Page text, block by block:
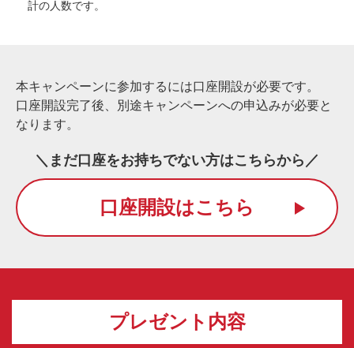
計の人数です。
本キャンペーンに参加するには口座開設が必要です。
口座開設完了後、別途キャンペーンへの申込みが必要と
なります。
＼まだ口座をお持ちでない方はこちらから／
口座開設はこちら
プレゼント内容